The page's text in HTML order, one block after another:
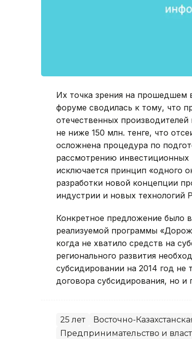
Их точка зрения на прошедшем
форуме сводилась к тому, что
отечественных
не ниже 150 млн. тенге, что
осложнена процедура по
рассмотрению инвестиционных
исключается принцип «одного
разработки новой концепции
индустрии и новых технологий
Конкретное предложение было
реализуемой программы
когда не хватило средств на
регионального развития
субсидировании на 2014 год
договора субсидирования, но
25 лет Восточно-
Предпринимательство и